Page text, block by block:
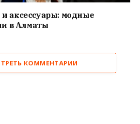
и аксессуары: модные
в Алматы
КОММЕНТАРИИ